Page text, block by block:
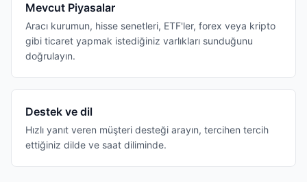
Mevcut Piyasalar
Aracı kurumun, hisse senetleri, ETF'ler, forex veya kripto
gibi ticaret yapmak istediğiniz varlıkları sunduğunu
doğrulayın.
Destek ve dil
Hızlı yanıt veren müşteri desteği arayın, tercihen tercih
ettiğiniz dilde ve saat diliminde.